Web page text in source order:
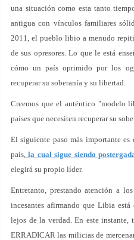
una situación como esta tanto
antigua con vínculos familiares
2011, el pueblo libio a menudo
de sus opresores. Lo que le está
cómo un país oprimido por los
recuperar su soberanía y su libertad.
Creemos que el auténtico "modelo
países que necesiten recuperar su
El siguiente paso más importante es
país, la cual sigue siendo
elegirá su propio líder.
Entretanto, prestando atención a
incesantes afirmando que Libia
lejos de la verdad. En este
ERRADICAR las milicias de